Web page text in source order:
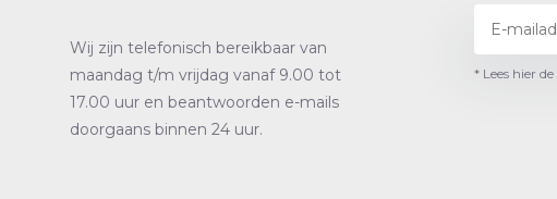
Wij zijn telefonisch bereikbaar van
maandag t/m vrijdag vanaf 9.00 tot
17.00 uur en beantwoorden e-mails
doorgaans binnen 24 uur.
* Lees hier